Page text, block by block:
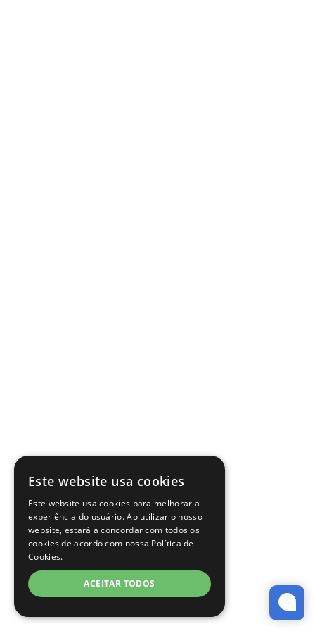
Este website usa cookies
Este website usa cookies para melhorar a
experiência do usuário. Ao utilizar o nosso
website, estará a concordar com todos os
cookies de acordo com nossa Política de
Cookies.
ACEITAR TODOS